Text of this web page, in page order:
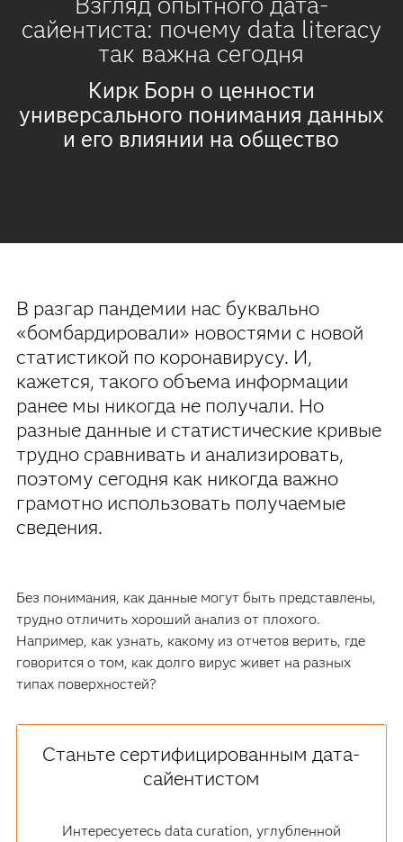
сайентиста: почему data literacy
так важна сегодня
Кирк Борн о ценности
универсального понимания данных
и его влиянии на общество
В разгар пандемии нас буквально
«бомбардировали» новостями с новой
статистикой по коронавирусу. И,
кажется, такого объема информации
ранее мы никогда не получали. Но
разные данные и статистические кривые
трудно сравнивать и анализировать,
поэтому сегодня как никогда важно
грамотно использовать получаемые
сведения.
Без понимания, как данные могут быть представлены,
трудно отличить хороший анализ от плохого.
Например, как узнать, какому из отчетов верить, где
говорится о том, как долго вирус живет на разных
типах поверхностей?
Станьте сертифицированным дата-
сайентистом
Интересуетесь data curation, углубленной